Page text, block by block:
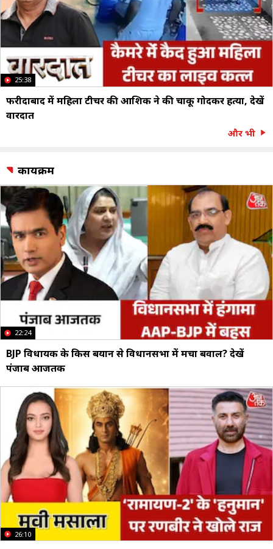
25:38
फरीदाबाद में महिला टीचर की आशिक ने की चाकू गोदकर हत्या, देखें
वारदात
और भी
कार्यक्रम
22:24
BJP विधायक के किस बयान से विधानसभा में मचा बवाल? देखें
पंजाब आजतक
26:10